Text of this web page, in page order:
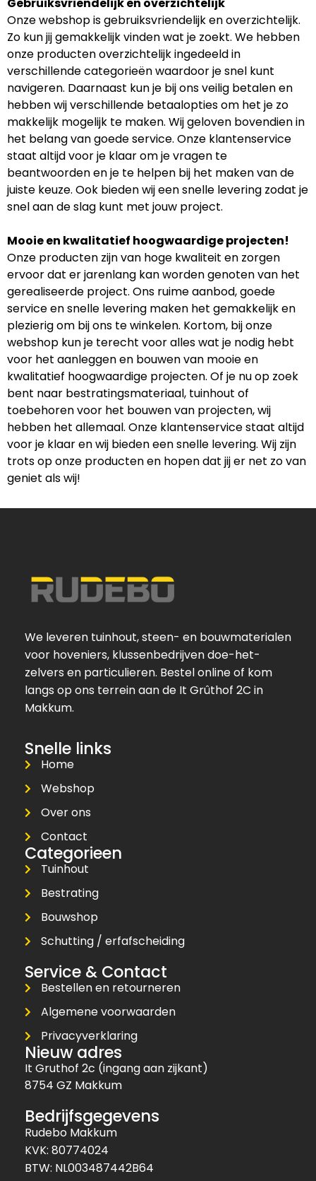
Onze webshop is gebruiksvriendelijk en overzichtelijk.
Zo kun jij gemakkelijk vinden wat je zoekt. We hebben
onze producten overzichtelijk ingedeeld in
verschillende categorieën waardoor je snel kunt
navigeren. Daarnaast kun je bij ons veilig betalen en
hebben wij verschillende betaalopties om het je zo
makkelijk mogelijk te maken. Wij geloven bovendien in
het belang van goede service. Onze klantenservice
staat altijd voor je klaar om je vragen te
beantwoorden en je te helpen bij het maken van de
juiste keuze. Ook bieden wij een snelle levering zodat je
snel aan de slag kunt met jouw project.
Mooie en kwalitatief hoogwaardige projecten!
Onze producten zijn van hoge kwaliteit en zorgen
ervoor dat er jarenlang kan worden genoten van het
gerealiseerde project. Ons ruime aanbod, goede
service en snelle levering maken het gemakkelijk en
plezierig om bij ons te winkelen. Kortom, bij onze
webshop kun je terecht voor alles wat je nodig hebt
voor het aanleggen en bouwen van mooie en
kwalitatief hoogwaardige projecten. Of je nu op zoek
bent naar bestratingsmateriaal, tuinhout of
toebehoren voor het bouwen van projecten, wij
hebben het allemaal. Onze klantenservice staat altijd
voor je klaar en wij bieden een snelle levering. Wij zijn
trots op onze producten en hopen dat jij er net zo van
geniet als wij!
We leveren tuinhout, steen- en bouwmaterialen
voor hoveniers, klussenbedrijven doe-het-
zelvers en particulieren. Bestel online of kom
langs op ons terrein aan de It Grûthof 2C in
Makkum.
Snelle links
Home
Webshop
Over ons
Contact
Categorieen
Tuinhout
Bestrating
Bouwshop
Schutting / erfafscheiding
Service & Contact
Bestellen en retourneren
Algemene voorwaarden
Privacyverklaring
Nieuw adres
It Gruthof 2c (ingang aan zijkant)
8754 GZ Makkum
Bedrijfsgegevens
Rudebo Makkum
KVK: 80774024
BTW: NL003487442B64